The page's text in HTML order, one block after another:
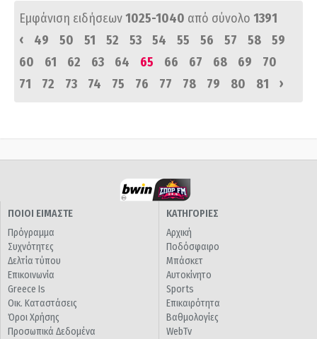
Εμφάνιση ειδήσεων1025-1040 από σύνολο 1391
‹
49 50 51 52 53 54 55 56 57 58
59
60
61 62 63 64 65 66 67 68 69
70
71
72 73 74 75 76 77 78 79 80 81 ›
ΠΟΙΟΙ ΕΙΜΑΣΤΕ
Πρόγραμμα
Συχνότητες
Δελτία τύπου
Επικοινωνία
Greece Is
Οικ. Καταστάσεις
Όροι Χρήσης
Προσωπικά Δεδομένα
ΚΑΤΗΓΟΡΙΕΣ
Αρχική
Ποδόσφαιρο
Μπάσκετ
Αυτοκίνητο
Sports
Επικαιρότητα
Βαθμολογίες
WebTv